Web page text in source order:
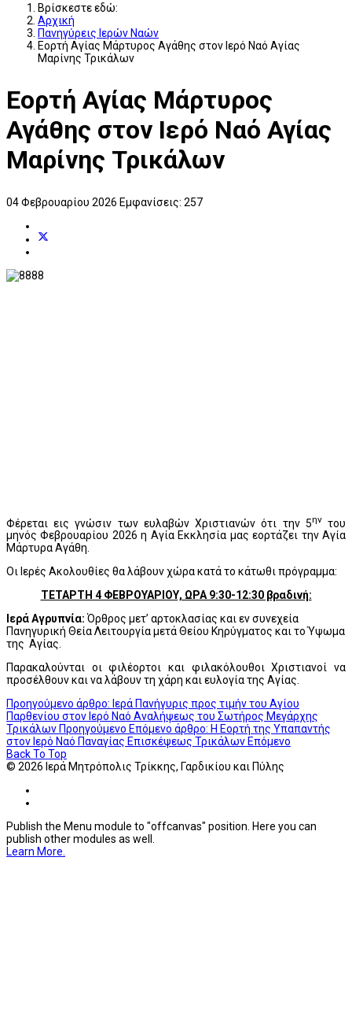
Βρίσκεστε εδώ:
Αρχική
Πανηγύρεις Ιερών Ναών
Εορτή Αγίας Μάρτυρος Αγάθης στον Ιερό Ναό Αγίας
Μαρίνης Τρικάλων
Εορτή Αγίας Μάρτυρος
Αγάθης στον Ιερό Ναό Αγίας
Μαρίνης Τρικάλων
04 Φεβρουαρίου 2026 Εμφανίσεις: 257
Φέρεται εις γνώσιν των ευλαβών Χριστιανών ότι την 5ηντου
μηνός Φεβρουαρίου 2026 η Αγία Εκκλησία μας εορτάζει την Αγία
Μάρτυρα Αγάθη.
Οι Ιερές Ακολουθίες θα λάβουν χώρα κατά το κάτωθι πρόγραμμα:
ΤΕΤΑΡΤΗ 4 ΦΕΒΡΟΥΑΡΙΟΥ, ΩΡΑ 9:30-12:30 βραδινή:
Ιερά Αγρυπνία:Όρθρος μετ’ αρτοκλασίας και εν συνεχεία
Πανηγυρική Θεία Λειτουργία μετά Θείου Κηρύγματος και το Ύψωμα
της Αγίας.
Παρακαλούνται οι φιλέορτοι και φιλακόλουθοι Χριστιανοί να
προσέλθουν και να λάβουν τη χάρη και ευλογία της Αγίας.
Προηγούμενο άρθρο: Ιερά Πανήγυρις προς τιμήν του Αγίου
Παρθενίου στον Ιερό Ναό Αναλήψεως του Σωτήρος Μεγάρχης
Τρικάλων Προηγούμενο Επόμενο άρθρο: Η Εορτή της Υπαπαντής
στον Ιερό Ναό Παναγίας Επισκέψεως Τρικάλων Επόμενο
Back To Top
© 2026 Ιερά Μητρόπολις Τρίκκης, Γαρδικίου και Πύλης
Publish the Menu module to "offcanvas" position. Here you can
publish other modules as well.
Learn More.